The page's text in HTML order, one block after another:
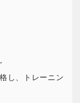
し、トレーニン